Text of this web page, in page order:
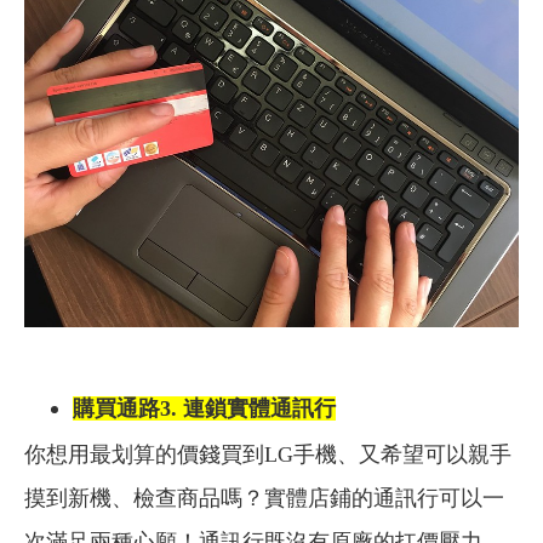
購買通路3. 連鎖實體通訊行
你想用最划算的價錢買到LG手機、又希望可以親手
摸到新機、檢查商品嗎？實體店鋪的通訊行可以一